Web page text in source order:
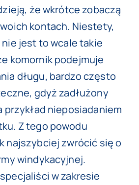
że wkrótce zobaczą
kontach. Niestety,
jest to wcale takie
komornik podejmuje
długu, bardzo często
gdyż zadłużony
przykład nieposiadaniem
Z tego powodu
najszybciej zwrócić się o
windykacyjnej.
w zakresie